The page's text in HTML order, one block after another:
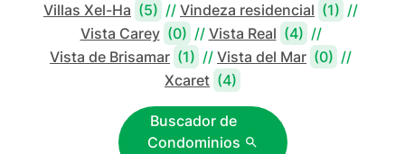
Villas Xel-Ha (5) // Vindeza residencial (1) //
Vista Carey (0) // Vista Real (4) //
Vista de Brisamar (1) // Vista del Mar (0) //
Xcaret (4)
Buscador de
Condominios